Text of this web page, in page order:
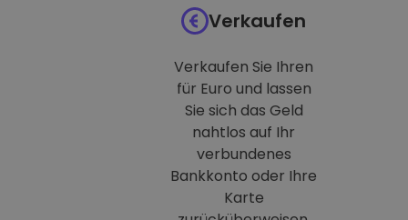
Verkaufen
Verkaufen Sie Ihren
für Euro und lassen
Sie sich das Geld
nahtlos auf Ihr
verbundenes
Bankkonto oder Ihre
Karte